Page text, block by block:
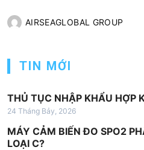
AIRSEAGLOBAL GROUP
TIN MỚI
THỦ TỤC NHẬP KHẨU HỢP
24 Tháng Bảy, 2026
MÁY CẢM BIẾN ĐO SPO2
LOẠI C?